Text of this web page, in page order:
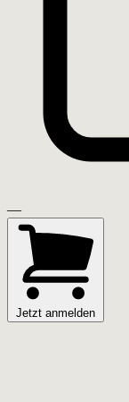
—
Jetzt anmelden